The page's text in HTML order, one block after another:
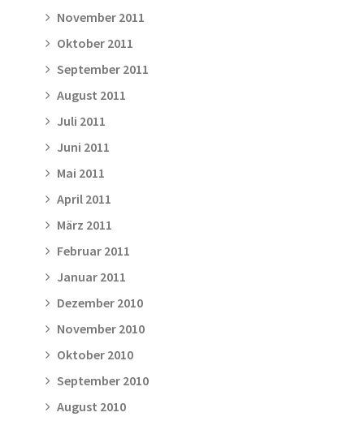
November 2011
Oktober 2011
September 2011
August 2011
Juli 2011
Juni 2011
Mai 2011
April 2011
März 2011
Februar 2011
Januar 2011
Dezember 2010
November 2010
Oktober 2010
September 2010
August 2010